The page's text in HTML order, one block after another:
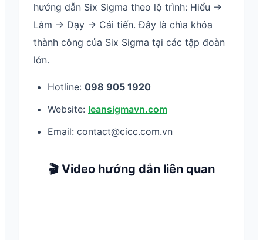
hướng dẫn Six Sigma theo lộ trình: Hiểu →
Làm → Dạy → Cải tiến. Đây là chìa khóa
thành công của Six Sigma tại các tập đoàn
lớn.
Hotline: 098 905 1920
Website: leansigmavn.com
Email: contact@cicc.com.vn
🎬 Video hướng dẫn liên quan